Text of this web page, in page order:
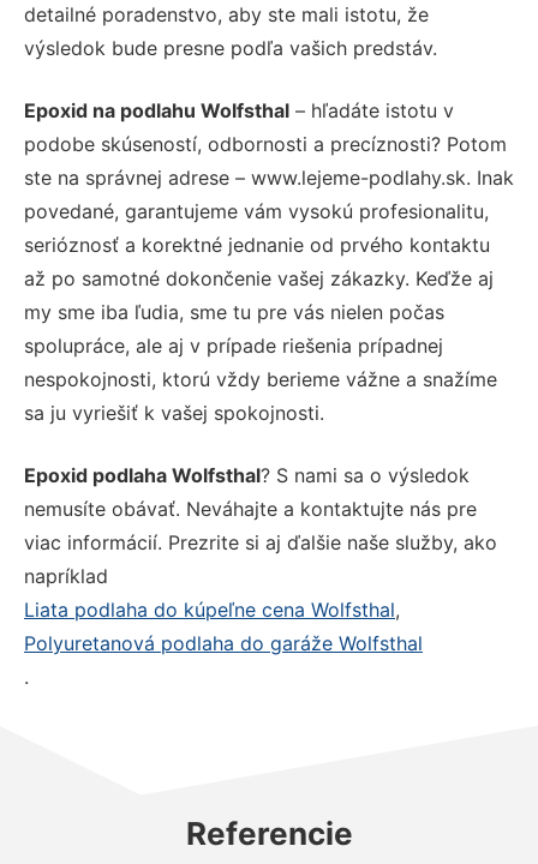
detailné poradenstvo, aby ste mali istotu, že
výsledok bude presne podľa vašich predstáv.
Epoxid na podlahu Wolfsthal – hľadáte istotu v
podobe skúseností, odbornosti a precíznosti? Potom
ste na správnej adrese – www.lejeme-podlahy.sk. Inak
povedané, garantujeme vám vysokú profesionalitu,
serióznosť a korektné jednanie od prvého kontaktu
až po samotné dokončenie vašej zákazky. Keďže aj
my sme iba ľudia, sme tu pre vás nielen počas
spolupráce, ale aj v prípade riešenia prípadnej
nespokojnosti, ktorú vždy berieme vážne a snažíme
sa ju vyriešiť k vašej spokojnosti.
Epoxid podlaha Wolfsthal? S nami sa o výsledok
nemusíte obávať. Neváhajte a kontaktujte nás pre
viac informácií. Prezrite si aj ďalšie naše služby, ako
napríklad
Liata podlaha do kúpeľne cena Wolfsthal,
Polyuretanová podlaha do garáže Wolfsthal
.
Referencie